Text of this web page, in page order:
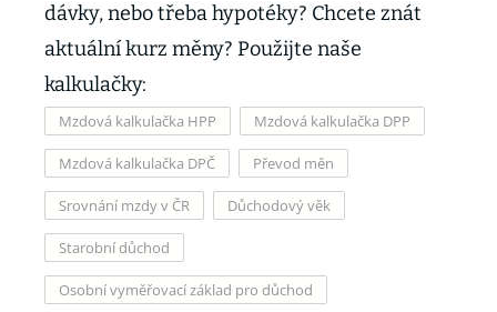
dávky, nebo třeba hypotéky? Chcete znát
aktuální kurz měny? Použijte naše
kalkulačky:
Mzdová kalkulačka HPP Mzdová kalkulačka DPP
Mzdová kalkulačka DPČ Převod měn
Srovnání mzdy v ČR Důchodový věk
Starobní důchod
Osobní vyměřovací základ pro důchod